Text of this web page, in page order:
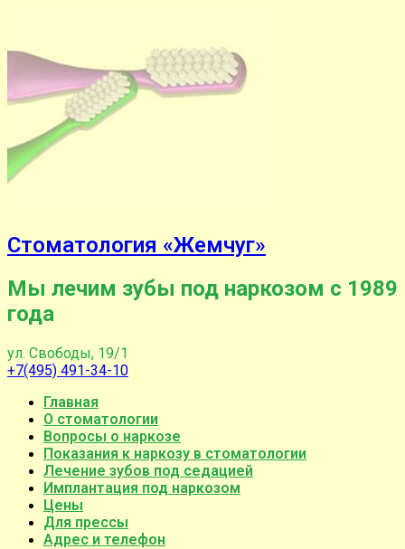
Стоматология «Жемчуг»
Мы лечим зубы под наркозом с 1989
года
ул. Свободы, 19/1
+7(495) 491-34-10
Главная
О стоматологии
Вопросы о наркозе
Показания к наркозу в стоматологии
Лечение зубов под седацией
Имплантация под наркозом
Цены
Для прессы
Адрес и телефон